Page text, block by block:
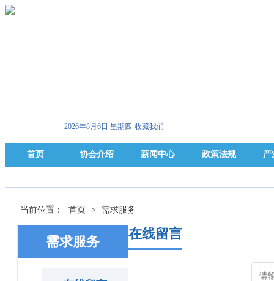
2026年8月6日 星期四 收藏我们
首页 协会介绍 新闻中心 政策法规 产
当前位置： 首页 > 需求服务
需求服务
在线留言